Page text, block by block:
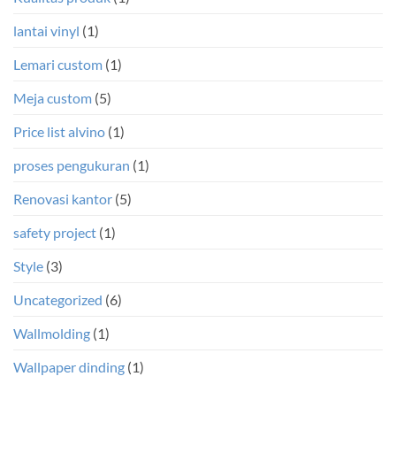
lantai vinyl (1)
Lemari custom (1)
Meja custom (5)
Price list alvino (1)
proses pengukuran (1)
Renovasi kantor (5)
safety project (1)
Style (3)
Uncategorized (6)
Wallmolding (1)
Wallpaper dinding (1)